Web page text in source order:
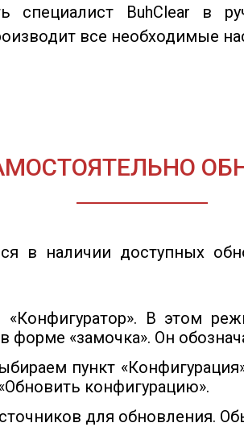
специалист BuhClear в
все необходимые
в наличии доступных
В этом
форме «замочка». Он
пункт
конфигурацию».
для обновления.